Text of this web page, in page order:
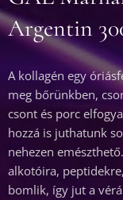
Argentin
A kollagén egy
meg bőrünkben,
csont és porc
hozzá is juthatunk
nehezen
alkotóira,
bomlik, így jut a